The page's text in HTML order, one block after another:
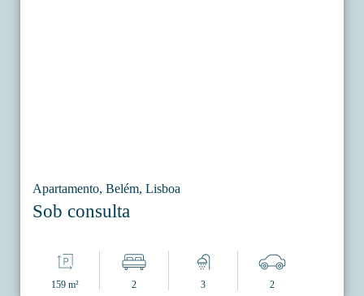
Apartamento, Belém, Lisboa
Sob consulta
159 m² 2 3 2